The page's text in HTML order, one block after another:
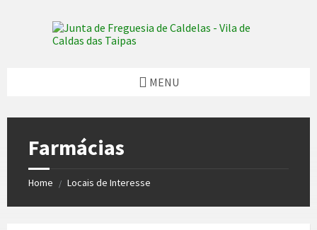
MENU
Farmácias
Home / Locais de Interesse